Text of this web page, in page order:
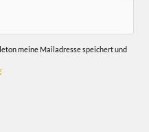
meine Mailadresse speichert und